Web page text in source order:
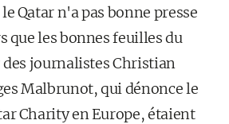
Qatar n'a pas bonne presse
que les bonnes feuilles du
des journalistes Christian
Malbrunot, qui dénonce le
Charity en Europe, étaient